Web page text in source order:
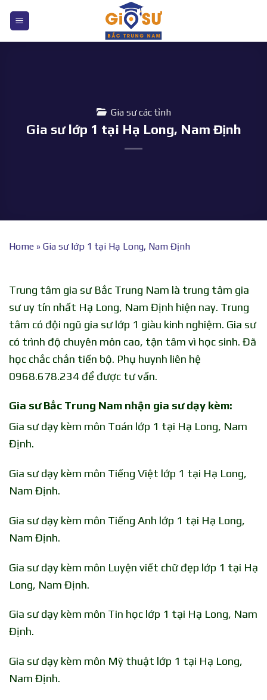
nội
Gia sư các tỉnh
Gia sư lớp 1 tại Hạ Long, Nam Định
Home » Gia sư lớp 1 tại Hạ Long, Nam Định
Trung tâm gia sư Bắc Trung Nam là trung tâm gia
sư uy tín nhất Hạ Long, Nam Định hiện nay. Trung
tâm có đội ngũ gia sư lớp 1 giàu kinh nghiệm. Gia sư
có trình độ chuyên môn cao, tận tâm vì học sinh. Đã
học chắc chắn tiến bộ. Phụ huynh liên hệ
0968.678.234 để được tư vấn.
Gia sư Bắc Trung Nam nhận gia sư dạy kèm:
Gia sư dạy kèm môn Toán lớp 1 tại Hạ Long, Nam
Định.
Gia sư dạy kèm môn Tiếng Việt lớp 1 tại Hạ Long,
Nam Định.
Gia sư dạy kèm môn Tiếng Anh lớp 1 tại Hạ Long,
Nam Định.
Gia sư dạy kèm môn Luyện viết chữ đẹp lớp 1 tại Hạ
Long, Nam Định.
Gia sư dạy kèm môn Tin học lớp 1 tại Hạ Long, Nam
Định.
Gia sư dạy kèm môn Mỹ thuật lớp 1 tại Hạ Long,
Nam Định.